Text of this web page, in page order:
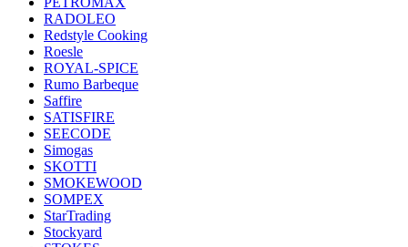
RADOLEO
Redstyle Cooking
Roesle
ROYAL-SPICE
Rumo Barbeque
Saffire
SATISFIRE
SEECODE
Simogas
SKOTTI
SMOKEWOOD
SOMPEX
StarTrading
Stockyard